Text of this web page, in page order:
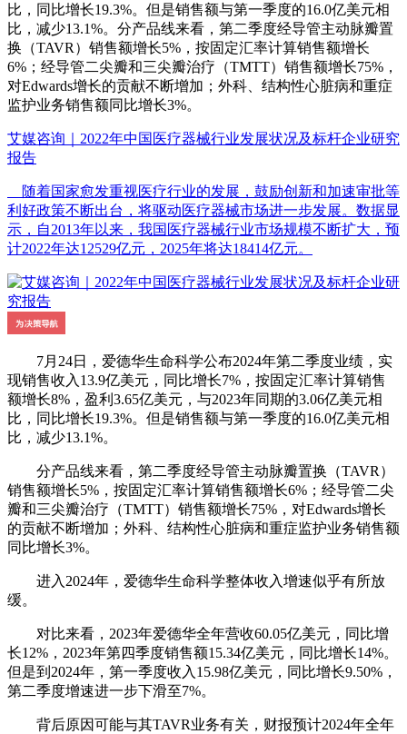
比，同比增长19.3%。但是销售额与第一季度的16.0亿美元相
比，减少13.1%。分产品线来看，第二季度经导管主动脉瓣置
换（TAVR）销售额增长5%，按固定汇率计算销售额增长
6%；经导管二尖瓣和三尖瓣治疗（TMTT）销售额增长75%，
对Edwards增长的贡献不断增加；外科、结构性心脏病和重症
监护业务销售额同比增长3%。
艾媒咨询｜2022年中国医疗器械行业发展状况及标杆企业研究
报告
随着国家愈发重视医疗行业的发展，鼓励创新和加速审批等
利好政策不断出台，将驱动医疗器械市场进一步发展。数据显
示，自2013年以来，我国医疗器械行业市场规模不断扩大，预
计2022年达12529亿元，2025年将达18414亿元。
7月24日，爱德华生命科学公布2024年第二季度业绩，实
现销售收入13.9亿美元，同比增长7%，按固定汇率计算销售
额增长8%，盈利3.65亿美元，与2023年同期的3.06亿美元相
比，同比增长19.3%。但是销售额与第一季度的16.0亿美元相
比，减少13.1%。
分产品线来看，第二季度经导管主动脉瓣置换（TAVR）
销售额增长5%，按固定汇率计算销售额增长6%；经导管二尖
瓣和三尖瓣治疗（TMTT）销售额增长75%，对Edwards增长
的贡献不断增加；外科、结构性心脏病和重症监护业务销售额
同比增长3%。
进入2024年，爱德华生命科学整体收入增速似乎有所放
缓。
对比来看，2023年爱德华全年营收60.05亿美元，同比增
长12%，2023年第四季度销售额15.34亿美元，同比增长14%。
但是到2024年，第一季度收入15.98亿美元，同比增长9.50%，
第二季度增速进一步下滑至7%。
背后原因可能与其TAVR业务有关，财报预计2024年全年